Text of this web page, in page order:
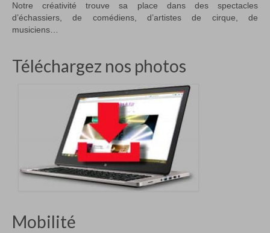
Notre créativité trouve sa place dans des spectacles
d’échassiers, de comédiens, d’artistes de cirque, de
musiciens…
Téléchargez nos photos
Mobilité